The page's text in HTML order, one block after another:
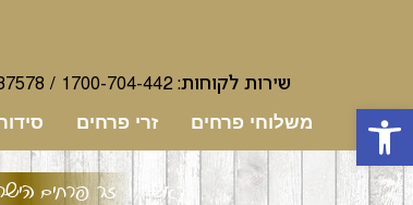
שירות לקוחות: 1700-704-442
/
משלוחי פרחים
זרי פרחים
ראשי זר פרחים
פתח סרגל נגישות